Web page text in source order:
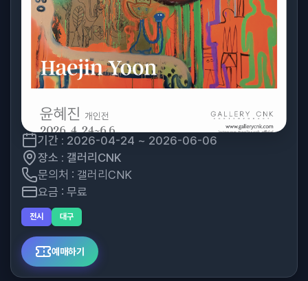
기간 : 2026-04-24 ~ 2026-06-06
장소 : 갤러리CNK
문의처 : 갤러리CNK
요금 : 무료
전시 대구
예매하기